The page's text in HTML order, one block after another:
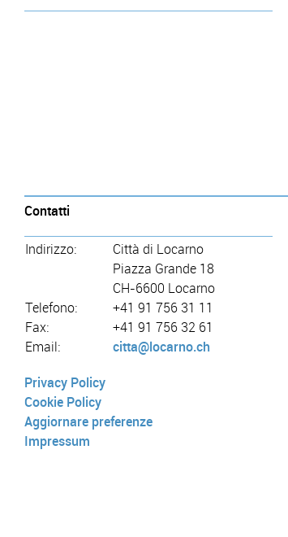
Contatti
Indirizzo:
Città di Locarno
Piazza Grande 18
CH-6600 Locarno
Telefono:
+41 91 756 31 11
Fax:
+41 91 756 32 61
Email:
citta@locarno.ch
Privacy Policy
Cookie Policy
Aggiornare preferenze
Impressum